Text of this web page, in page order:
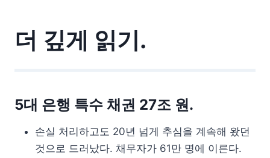
더 깊게 읽기.
5대 은행 특수 채권 27조 원.
손실 처리하고도 20년 넘게 추심을 계속해 왔던
것으로 드러났다. 채무자가 61만 명에 이른다.